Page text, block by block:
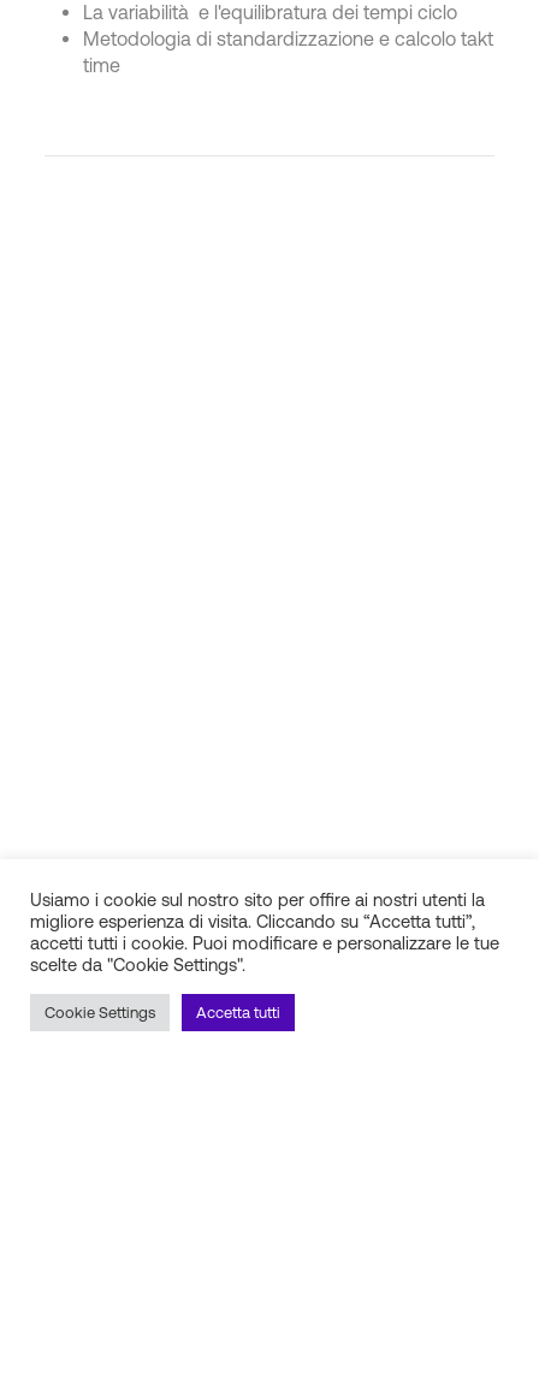
La variabilità e l'equilibratura dei tempi ciclo
Metodologia di standardizzazione e calcolo takt
time
P.IVA 01688940608
Usiamo i cookie sul nostro sito per offire ai nostri utenti la
migliore esperienza di visita. Cliccando su “Accetta tutti”,
accetti tutti i cookie. Puoi modificare e personalizzare le tue
scelte da "Cookie Settings".
Cookie Settings Accetta tutti